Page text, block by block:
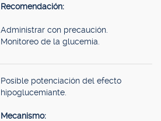
Recomendación:
Administrar con precaución.
Monitoreo de la glucemia.
Posible potenciación del efecto
hipoglucemiante.
Mecanismo: